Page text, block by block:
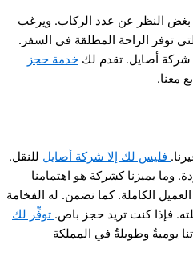
النظر عن عدد الركاب. ويرغب
توفر الراحة المطلقة في السفر.
شركة أصايل. تقدم لك خدمة حجز
معنا.
فليس لك إلا شركة أصايل للنقل.
وما يميزنا كشركة هو اهتمامنا
الكاملة. كما نضمن. له الفخامة
فإذا كنت تريد حجز باص. توفِّر لك
يوميةٌ وطويلةٌ في المملكة